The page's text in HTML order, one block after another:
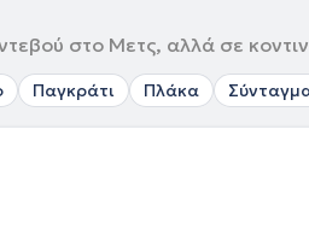
στο Μετς, αλλά σε
Παγκράτι Πλάκα